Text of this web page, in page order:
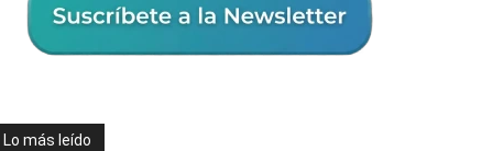
Lo más leído